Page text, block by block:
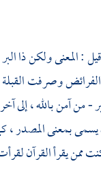
: المعنى ولكن ذا
وصرفت القبلة
آمن بالله ، إلى
يسمى بمعنى
ممن يقرأ القرآن